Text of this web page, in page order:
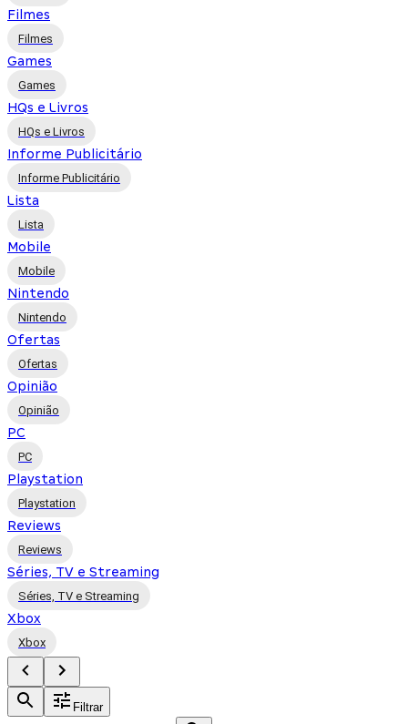
Filmes
Filmes
Games
Games
HQs e Livros
HQs e Livros
Informe Publicitário
Informe Publicitário
Lista
Lista
Mobile
Mobile
Nintendo
Nintendo
Ofertas
Ofertas
Opinião
Opinião
PC
PC
Playstation
Playstation
Reviews
Reviews
Séries, TV e Streaming
Séries, TV e Streaming
Xbox
Xbox
Filtrar